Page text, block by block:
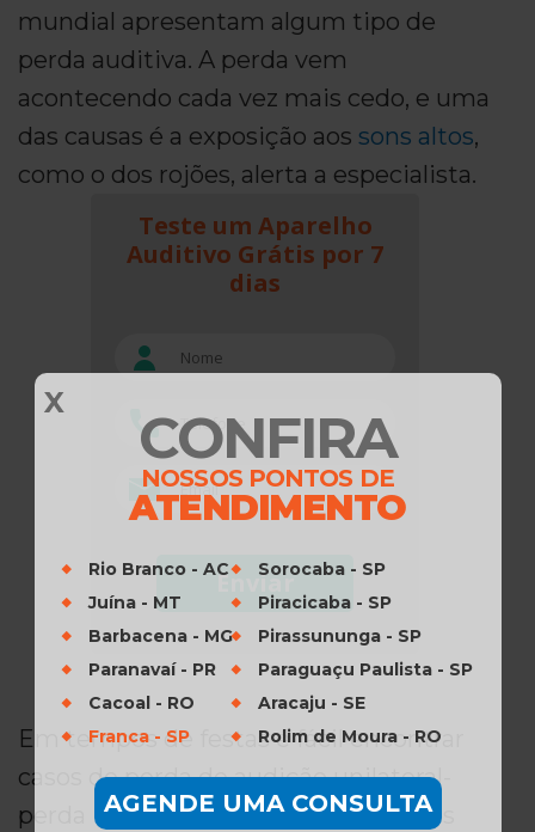
X
CONFIRA
NOSSOS PONTOS DE
ATENDIMENTO
Rio Branco - AC
Juína - MT
Barbacena - MG
Paranavaí - PR
Cacoal - RO
Franca - SP
Sorocaba - SP
Piracicaba - SP
Pirassununga - SP
Paraguaçu Paulista - SP
Aracaju - SE
Rolim de Moura - RO
AGENDE UMA CONSULTA
mundial apresentam algum tipo de
perda auditiva. A perda vem
acontecendo cada vez mais cedo, e uma
das causas é a exposição aos sons altos,
como o dos rojões, alerta a especialista.
Teste um Aparelho
Auditivo Grátis por 7
dias
Enviar
Em tempos de festas é fácil encontrar
casos de perda de audição unilateral-
perda da audição em apenas um dos